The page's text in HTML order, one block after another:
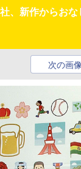
、新作からお
次の画像